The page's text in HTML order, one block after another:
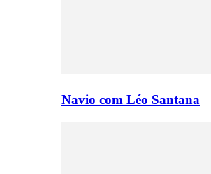
Navio com Léo Santana